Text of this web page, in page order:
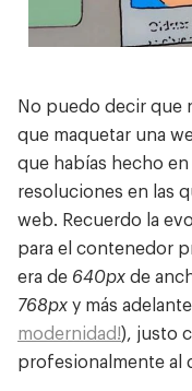
No puedo decir que
que maquetar una
que habías hecho en
resoluciones en las
web. Recuerdo la
para el contenedor
era de 640px de
768px y más
modernidad!), justo
profesionalmente al